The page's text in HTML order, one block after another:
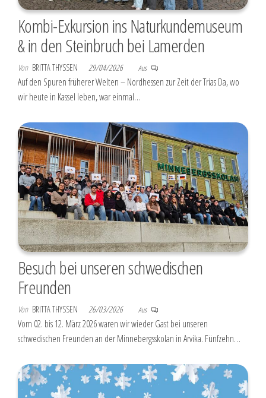
Kombi-Exkursion ins Naturkundemuseum
& in den Steinbruch bei Lamerden
Von BRITTA THYSSEN 29/04/2026 Aus
Auf den Spuren früherer Welten – Nordhessen zur Zeit der Trias Da, wo
wir heute in Kassel leben, war einmal…
Besuch bei unseren schwedischen
Freunden
Von BRITTA THYSSEN 26/03/2026 Aus
Vom 02. bis 12. März 2026 waren wir wieder Gast bei unseren
schwedischen Freunden an der Minnebergsskolan in Arvika. Fünfzehn…